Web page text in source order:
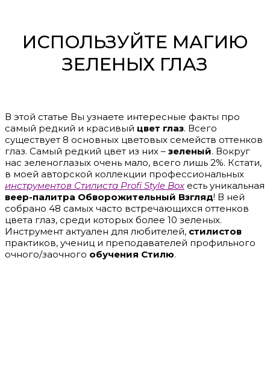
ИСПОЛЬЗУЙТЕ МАГИЮ
ЗЕЛЕНЫХ ГЛАЗ
В этой статье Вы узнаете интересные факты про
самый редкий и красивый цвет глаз. Всего
существует 8 основных цветовых семейств оттенков
глаз. Самый редкий цвет из них – зеленый. Вокруг
нас зеленоглазых очень мало, всего лишь 2%. Кстати,
в моей авторской коллекции профессиональных
инструментов Стилиста Profi Style Box есть уникальная
веер-палитра Обворожительный Взгляд! В ней
собрано 48 самых часто встречающихся оттенков
цвета глаз, среди которых более 10 зеленых.
Инструмент актуален для любителей, стилистов
практиков, учениц и преподавателей профильного
очного/заочного обучения Стилю.